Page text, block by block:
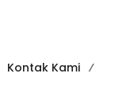
Kontak Kami